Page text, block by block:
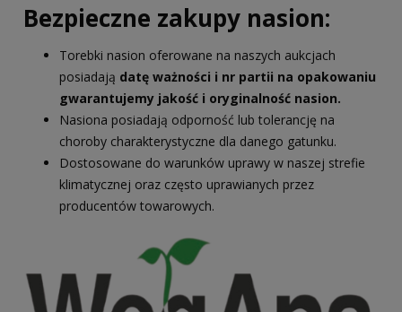
Bezpieczne zakupy nasion:
Torebki nasion oferowane na naszych aukcjach
posiadają datę ważności i nr partii na opakowaniu
gwarantujemy jakość i oryginalność nasion.
Nasiona posiadają odporność lub tolerancję na
choroby charakterystyczne dla danego gatunku.
Dostosowane do warunków uprawy w naszej strefie
klimatycznej oraz często uprawianych przez
producentów towarowych.